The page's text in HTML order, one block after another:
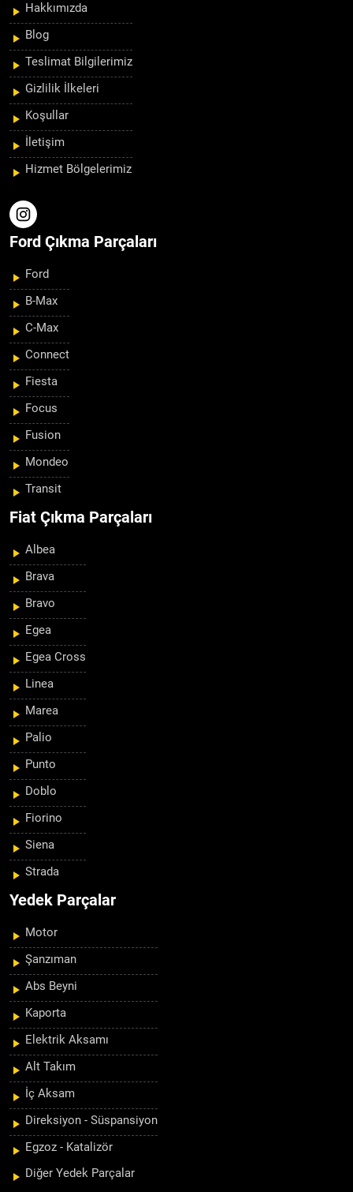
Hakkımızda
Blog
Teslimat Bilgilerimiz
Gizlilik İlkeleri
Koşullar
İletişim
Hizmet Bölgelerimiz
Ford Çıkma Parçaları
Ford
B-Max
C-Max
Connect
Fiesta
Focus
Fusion
Mondeo
Transit
Fiat Çıkma Parçaları
Albea
Brava
Bravo
Egea
Egea Cross
Linea
Marea
Palio
Punto
Doblo
Fiorino
Siena
Strada
Yedek Parçalar
Motor
Şanzıman
Abs Beyni
Kaporta
Elektrik Aksamı
Alt Takım
İç Aksam
Direksiyon - Süspansiyon
Egzoz - Katalizör
Diğer Yedek Parçalar